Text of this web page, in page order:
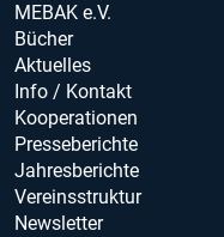
MEBAK e.V.
Bücher
Aktuelles
Info / Kontakt
Kooperationen
Presseberichte
Jahresberichte
Vereinsstruktur
Newsletter